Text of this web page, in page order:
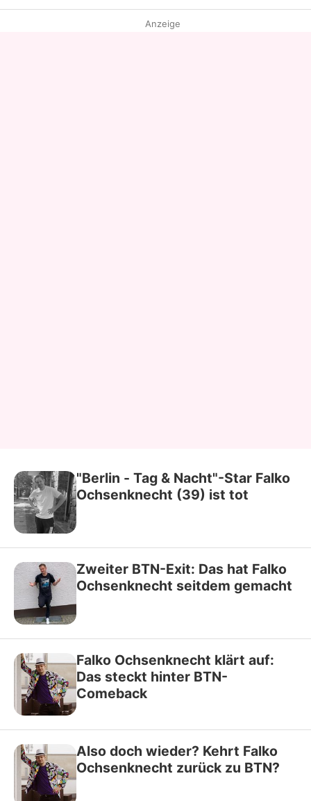
Anzeige
"Berlin - Tag & Nacht"-Star Falko
Ochsenknecht (39) ist tot
Zweiter BTN-Exit: Das hat Falko
Ochsenknecht seitdem gemacht
Falko Ochsenknecht klärt auf:
Das steckt hinter BTN-
Comeback
Also doch wieder? Kehrt Falko
Ochsenknecht zurück zu BTN?